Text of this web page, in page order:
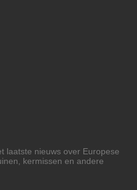
laatste nieuws over Europese
kermissen en andere